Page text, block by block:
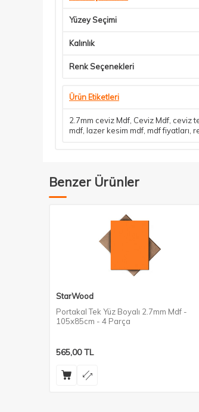
Yüzey Seçimi
Kalınlık
Renk Seçenekleri
Ürün Etiketleri
2.7mm ceviz Mdf Ceviz Mdf ceviz
mdf lazer kesim mdf mdf fiyatları
Benzer Ürünler
StarWood
Portakal Tek Yüz Boyalı 2.7mm Mdf -
105x85cm - 4 Parça
565,00TL